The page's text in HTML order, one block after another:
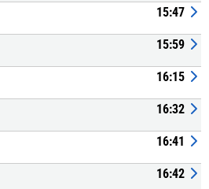
15:47
15:59
16:15
16:32
16:41
16:42